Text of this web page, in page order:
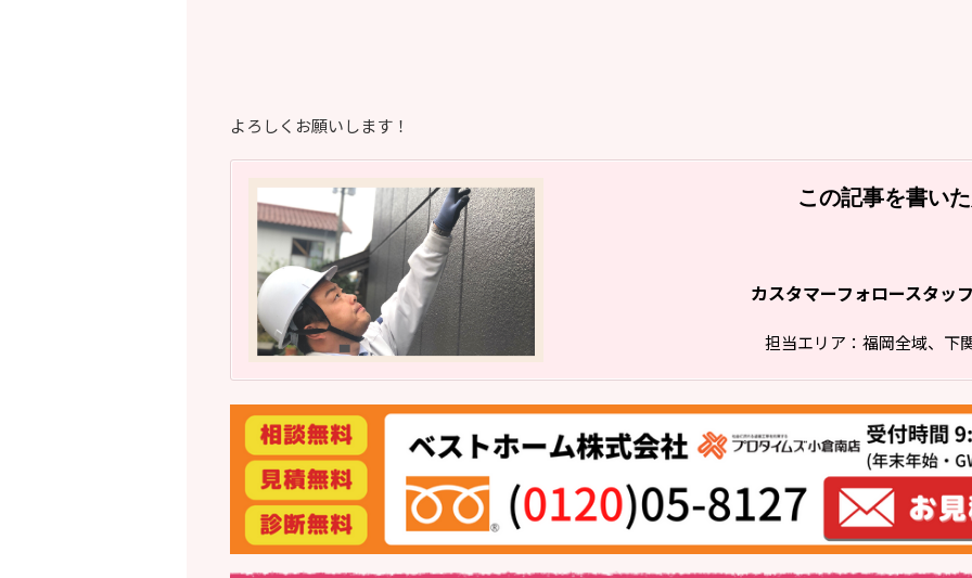
よろしくお願いします！
この記事を書い
カスタマーフォロースタッ
担当エリア：福岡全域、下